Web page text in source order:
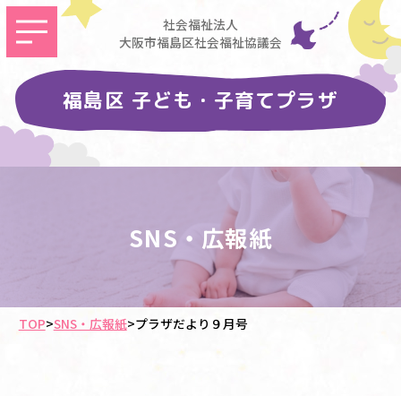
社会福祉法人
大阪市福島区社会福祉協議会
福島区 子ども・子育てプラザ
SNS・広報紙
TOP>SNS・広報紙>プラザだより９月号